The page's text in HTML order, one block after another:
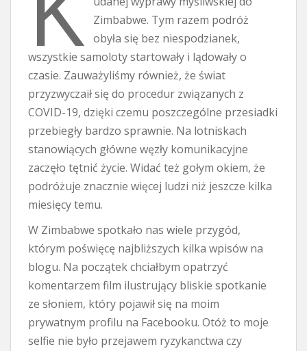
Zimbabwe. Tym razem podróż
obyła się bez niespodzianek,
wszystkie samoloty startowały i lądowały o
czasie. Zauważyliśmy również, że świat
przyzwyczaił się do procedur związanych z
COVID-19, dzięki czemu poszczególne przesiadki
przebiegły bardzo sprawnie. Na lotniskach
stanowiących główne węzły komunikacyjne
zaczęło tętnić życie. Widać też gołym okiem, że
podróżuje znacznie więcej ludzi niż jeszcze kilka
miesięcy temu.
W Zimbabwe spotkało nas wiele przygód,
którym poświęcę najbliższych kilka wpisów na
blogu. Na początek chciałbym opatrzyć
komentarzem film ilustrujący bliskie spotkanie
ze słoniem, który pojawił się na moim
prywatnym profilu na Facebooku. Otóż to moje
selfie nie było przejawem ryzykanctwa czy